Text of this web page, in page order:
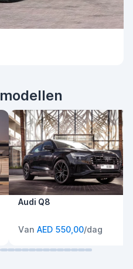
modellen
Audi Q8
Van AED 550,00/dag